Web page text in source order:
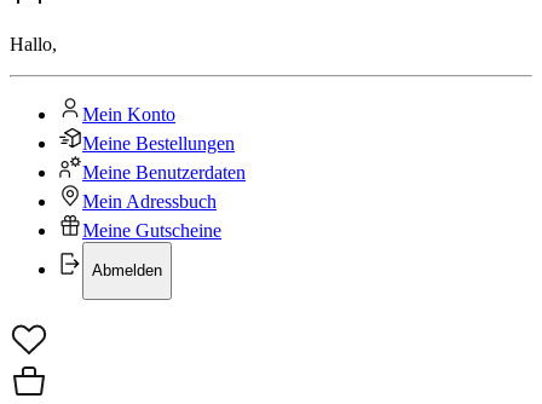
Hallo,
Mein Konto
Meine Bestellungen
Meine Benutzerdaten
Mein Adressbuch
Meine Gutscheine
Abmelden